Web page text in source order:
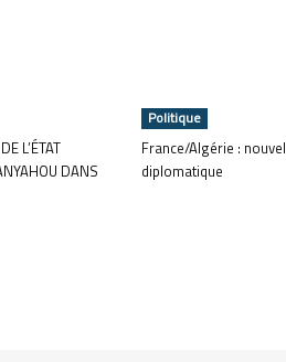
L’ÉTAT
DANS
Politique
France/Algérie :
diplomatique